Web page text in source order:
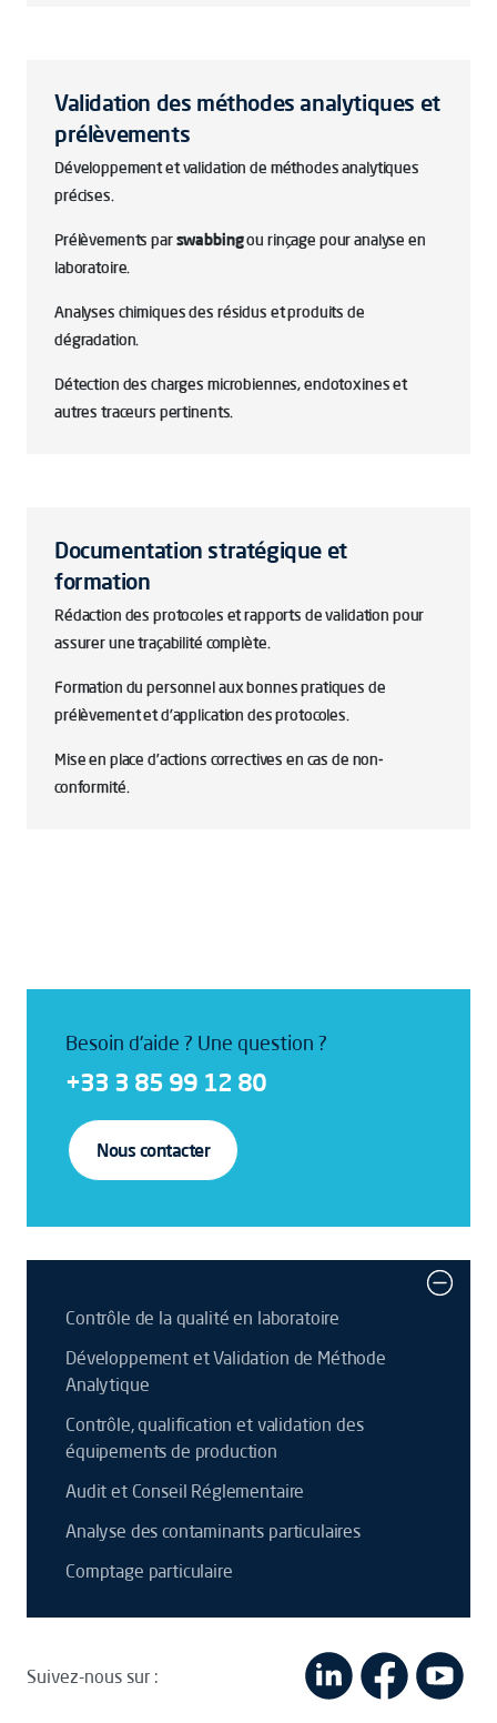
Validation des méthodes analytiques et
prélèvements
Développement et validation de méthodes analytiques
précises.
Prélèvements parswabbingou rinçage pour analyse en
laboratoire.
Analyses chimiques des résidus et produits de
dégradation.
Détection des charges microbiennes, endotoxines et
autres traceurs pertinents.
Documentation stratégique et
formation
Rédaction des protocoles et rapports de validation pour
assurer une traçabilité complète.
Formation du personnel aux bonnes pratiques de
prélèvement et d'application des protocoles.
Mise en place d’actions correctives en cas de non-
conformité.
Besoin d'aide ? Une question ?
+33 3 85 99 12 80
Nous contacter
Contrôle de la qualité en laboratoire
Développement et Validation de Méthode
Analytique
Contrôle, qualification et validation des
équipements de production
Audit et Conseil Réglementaire
Analyse des contaminants particulaires
Comptage particulaire
Suivez-nous sur :